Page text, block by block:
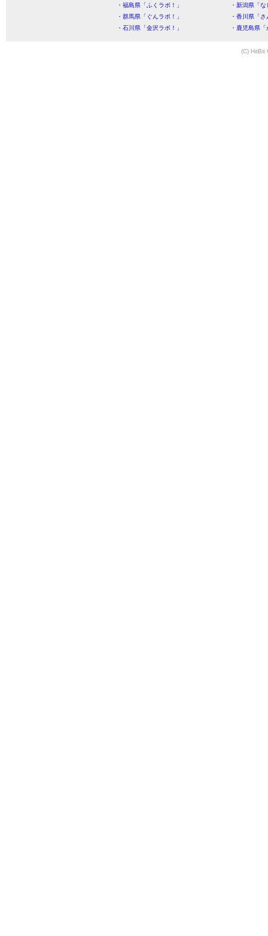
・福島県「ふくラボ！」
・新潟県「
・群馬県「ぐんラボ！」
・香川県「
・石川県「金沢ラボ！」
・鹿児島県
(C) HitBit